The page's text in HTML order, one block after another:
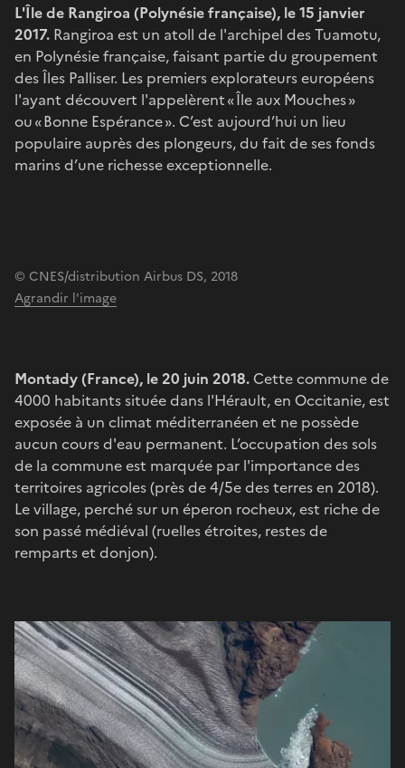
L'Île de Rangiroa (Polynésie française), le 15 janvier
2017. Rangiroa est un atoll de l'archipel des Tuamotu,
en Polynésie française, faisant partie du groupement
des Îles Palliser. Les premiers explorateurs européens
l'ayant découvert l'appelèrent « Île aux Mouches »
ou « Bonne Espérance ». C’est aujourd’hui un lieu
populaire auprès des plongeurs, du fait de ses fonds
marins d’une richesse exceptionnelle.
© CNES/distribution Airbus DS, 2018
Agrandir l'image
Montady (France), le 20 juin 2018. Cette commune de
4000 habitants située dans l'Hérault, en Occitanie, est
exposée à un climat méditerranéen et ne possède
aucun cours d'eau permanent. L’occupation des sols
de la commune est marquée par l'importance des
territoires agricoles (près de 4/5e des terres en 2018).
Le village, perché sur un éperon rocheux, est riche de
son passé médiéval (ruelles étroites, restes de
remparts et donjon).